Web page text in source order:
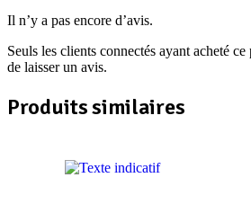
Il n’y a pas encore d’avis.
Seuls les clients connectés ayant acheté
de laisser un avis.
Produits similaires